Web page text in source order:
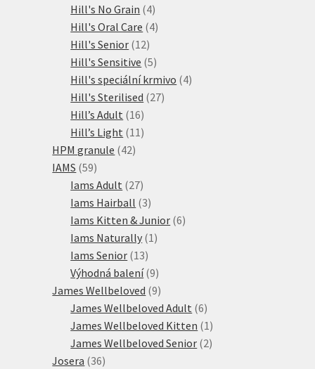
produktů
Hill's No Grain 44
produkty
Hill's Oral Care 44
Hill's Senior 1212
produktů
Hill's Sensitive 55
produktů
Hill's speciální krmivo 44
Hill's Sterilised 2727
Hill’s Adult 1616
produktů
Hill’s Light 11 11
HPM granule 4242
IAMS 5959
produktů
Iams Adult 2727
produktů
Iams Hairball 33
produkty
Iams Kitten & Junior 66
Iams Naturally 1 1
Iams Senior 1313
produktů
Výhodná balení 99
produktů
James Wellbeloved 99
produktů
James Wellbeloved Adult 66
produktů
James Wellbeloved Kitten 1 1
produkt
James Wellbeloved Senior 22
Josera 3636